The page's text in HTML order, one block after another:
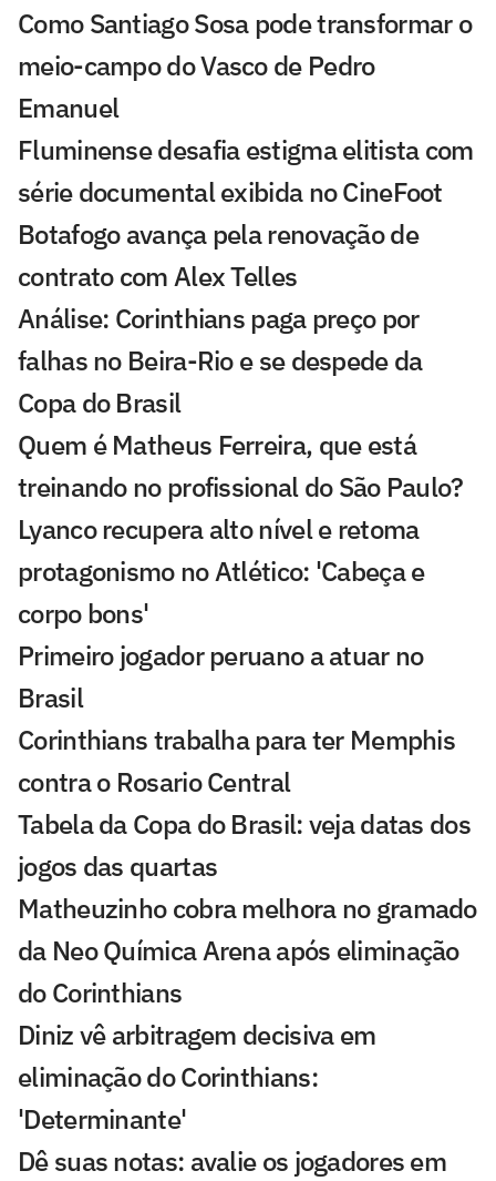
Como Santiago Sosa pode transformar o
meio-campo do Vasco de Pedro
Emanuel
Fluminense desafia estigma elitista com
série documental exibida no CineFoot
Botafogo avança pela renovação de
contrato com Alex Telles
Análise: Corinthians paga preço por
falhas no Beira-Rio e se despede da
Copa do Brasil
Quem é Matheus Ferreira, que está
treinando no profissional do São Paulo?
Lyanco recupera alto nível e retoma
protagonismo no Atlético: 'Cabeça e
corpo bons'
Primeiro jogador peruano a atuar no
Brasil
Corinthians trabalha para ter Memphis
contra o Rosario Central
Tabela da Copa do Brasil: veja datas dos
jogos das quartas
Matheuzinho cobra melhora no gramado
da Neo Química Arena após eliminação
do Corinthians
Diniz vê arbitragem decisiva em
eliminação do Corinthians:
'Determinante'
Dê suas notas: avalie os jogadores em